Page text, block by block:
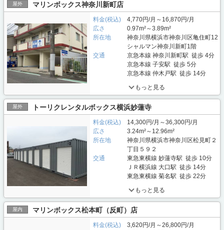
屋外 マリンボックス神奈川新町店
料金(税込)
4,770円/月～16,870円/月
広さ
0.97m²～3.89m²
所在地
神奈川県横浜市神奈川区亀住町12
シャルマン神奈川新町1階
交通
京急本線 神奈川新町駅 徒歩 4分
京急本線 子安駅 徒歩 5分
京急本線 仲木戸駅 徒歩 14分
もっと見る
屋外 トーリクレンタルボックス横浜妙蓮寺
料金(税込)
14,300円/月～36,300円/月
広さ
3.24m²～12.96m²
所在地
神奈川県横浜市神奈川区松見町２
丁目５９２
交通
東急東横線 妙蓮寺駅 徒歩 10分
ＪＲ横浜線 大口駅 徒歩 14分
東急東横線 菊名駅 徒歩 22分
もっと見る
屋内 マリンボックス松本町（反町）店
料金(税込)
3,620円/月～26,800円/月